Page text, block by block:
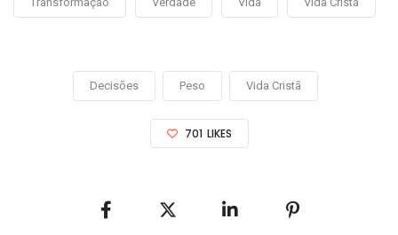
Decisões Peso Vida Cristã
701 LIKES